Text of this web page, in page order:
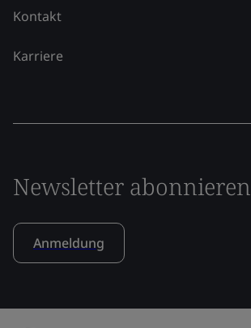
Kontakt
Karriere
Newsletter abonnieren
Anmeldung